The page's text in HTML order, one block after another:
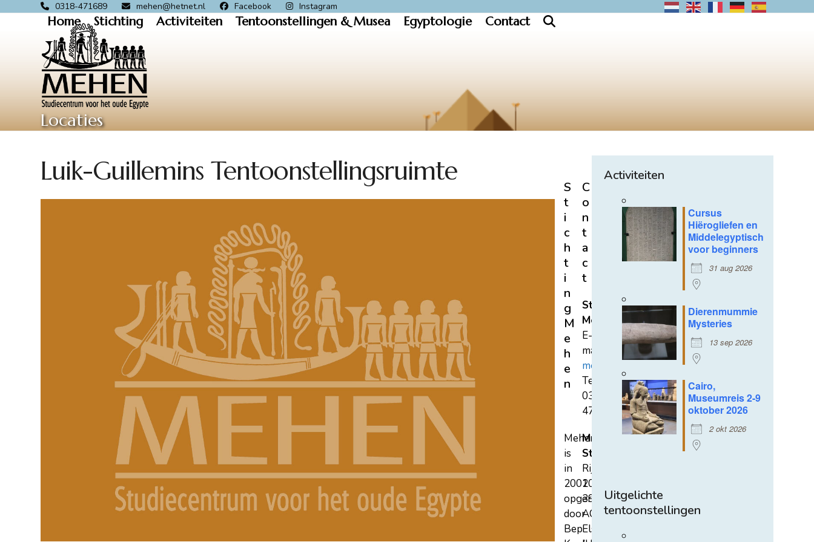
0318-471689 mehen@hetnet.nl Facebook Instagram
Home Stichting Activiteiten Tentoonstellingen & Musea Egyptologie Contact
Locaties
Luik-Guillemins Tentoonstellingsruimte Activiteiten
Cursus
Hiërogliefen en
Middelegyptisch
voor beginners
31 aug 2026
Dierenmummie
Mysteries
13 sep 2026
Cairo,
Museumreis 2-9
oktober 2026
2 okt 2026
Uitgelichte
tentoonstellingen
S
t
i
c
h
t
i
n
g
M
e
h
e
n
Mehen
is
in
2002
opgericht
door
Bep
C
o
n
t
a
c
t
Stichting
Mehen
E-
mail:
mehen@hetnet.nl
Tel.:
0318-
471689
Mehen
Studiecentrum
Rijksstraatweg
107A
3921
AC
Elst